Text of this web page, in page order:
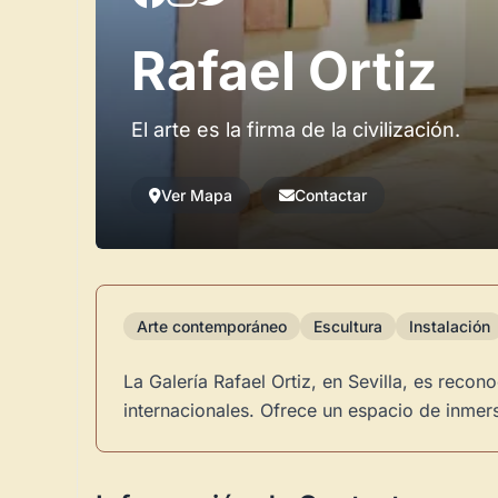
Rafael Ortiz
El arte es la firma de la civilización.
Ver Mapa Contactar
Arte contemporáneo Escultura Instalación
La Galería Rafael Ortiz, en Sevilla, es
internacionales. Ofrece un espacio de